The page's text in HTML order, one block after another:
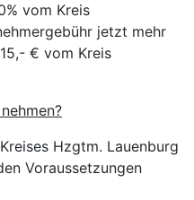
vom Kreis
jetzt mehr
€ vom Kreis
Hzgtm. Lauenburg
Voraussetzungen